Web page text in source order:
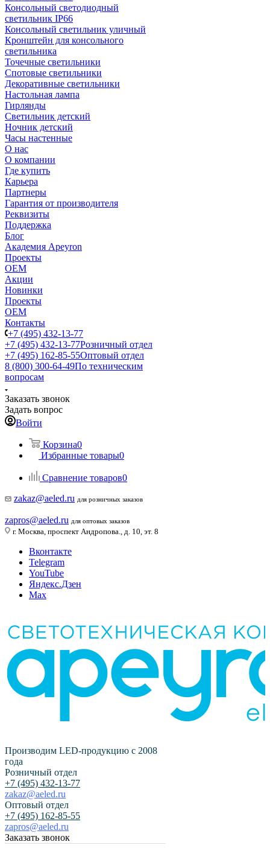
Консольный светодиодный
светильник IP66
Консольный светильник уличный
Кронштейн для консольного
светильника
Точечные светильники
Спотовые светильники
Декоративные светильники
Настольная лампа
Гирлянды
Светильник детский
Ночник детский
Часы настенные
О нас
О компании
Где купить
Карьера
Партнеры
Гарантия от производителя
Реквизиты
Поддержка
Блог
Академия Apeyron
Проекты
ОЕМ
Акции
Новинки
Проекты
ОЕМ
Контакты
+7 (495) 432-13-77
+7 (495) 432-13-77Розничный отдел
+7 (495) 162-85-55Оптовый отдел
8 (800) 300-64-49По техническим
вопросам
Заказать звонок
Задать вопрос
Войти
Корзина0
Избранные товары0
Сравнение товаров0
zakaz@aeled.ru для розничных заказов
zapros@aeled.ru для оптовых заказов
г. Москва, проспект Андропова., д. 10, эт. 8
Вконтакте
Telegram
YouTube
Яндекс.Дзен
Max
Производим LED-продукцию с 2008
года
Розничный отдел
+7 (495) 432-13-77
zakaz@aeled.ru
Оптовый отдел
+7 (495) 162-85-55
zapros@aeled.ru
Заказать звонок